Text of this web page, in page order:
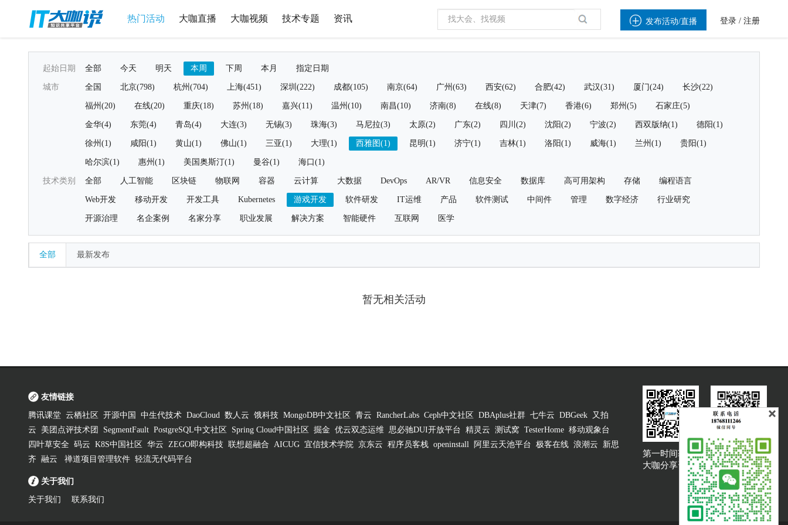
热门活动 大咖直播 大咖视频 技术专题 资讯  发布活动/直播 登录 / 注册
起始日期 全部 今天 明天 本周 下周 本月 指定日期
城市 全国 北京(798) 杭州(704) 上海(451) 深圳(222) 成都(105) 南京(64) 广州(63) 西安(62) 合肥(42) 武汉(31) 厦门(24) 长沙(22)
福州(20) 在线(20) 重庆(18) 苏州(18) 嘉兴(11) 温州(10) 南昌(10) 济南(8) 在线(8) 天津(7) 香港(6) 郑州(5) 石家庄(5)
金华(4) 东莞(4) 青岛(4) 大连(3) 无锡(3) 珠海(3) 马尼拉(3) 太原(2) 广东(2) 四川(2) 沈阳(2) 宁波(2) 西双版纳(1) 德阳(1)
徐州(1) 咸阳(1) 黄山(1) 佛山(1) 三亚(1) 大理(1) 西雅图(1) 昆明(1) 济宁(1) 吉林(1) 洛阳(1) 威海(1) 兰州(1) 贵阳(1)
哈尔滨(1) 惠州(1) 美国奥斯汀(1) 曼谷(1) 海口(1)
技术类别 全部 人工智能 区块链 物联网 容器 云计算 大数据 DevOps AR/VR 信息安全 数据库 高可用架构 存储 编程语言
Web开发 移动开发 开发工具 Kubernetes 游戏开发 软件研发 IT运维 产品 软件测试 中间件 管理 数字经济 行业研究
开源治理 名企案例 名家分享 职业发展 解决方案 智能硬件 互联网 医学
全部 最新发布
暂无相关活动
友情链接
腾讯课堂 云栖社区 开源中国 中生代技术 DaoCloud 数人云 饿科技 MongoDB中文社区 青云 RancherLabs Ceph中文社区 DBAplus社群 七牛云 DBGeek
又拍
云
美团点评技术团 SegmentFault PostgreSQL中文社区 Spring Cloud中国社区 掘金 优云双态运维 思必驰DUI开放平台 精灵云 测试窝 TesterHome 移动观象台
四叶草安全 码云 K8S中国社区 华云 ZEGO即构科技 联想超融合 AICUG 宜信技术学院 京东云 程序员客栈 openinstall 阿里云天池平台 极客在线 浪潮云
新思
齐 融云 禅道项目管理软件 轻流无代码平台
关于我们
关于我们 联系我们
第一时间获取
大咖分享资讯
大咖说吐槽客服